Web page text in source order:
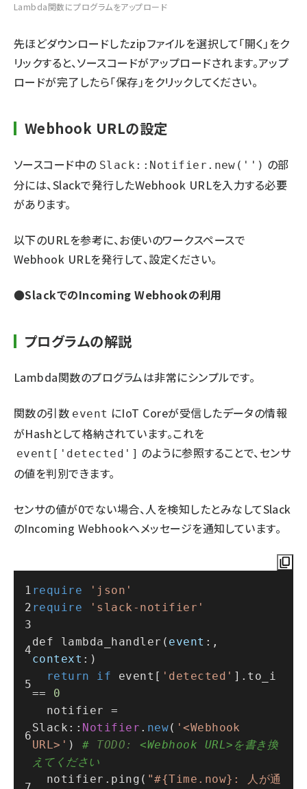
Lambda関数にプログラムをアップロード
先ほどダウンロードしたzipファイルを選択して「開く」をク
リックすると、ソースコードがアップロードされます。アップ
ロードが完了したら「保存」をクリックしてください。
Webhook URLの設定
ソースコード中の Slack::Notifier.new(' ') の部
分には、Slackで発行したWebhook URLを入力する必要
があります。
以下のURLを参考に、お使いのワークスペースで
Webhook URLを発行して、設定ください。
●SlackでのIncoming Webhookの利用
プログラムの解説
Lambda関数のプログラムは非常にシンプルです。
関数の引数 event にIoT Coreが受信したデータの情報
がHashとして格納されています。これを
event['detected'] のように参照することで、センサ
の値を判別できます。
センサの値が0でない場合、人を検知したとみなしてSlack
のIncoming Webhookへメッセージを通知しています。
require
'json'
require
'slack-notifier'
def lambda_handler ( event
context :)
return
if event[ 'detected' ].to_i
== 0
Slack :: Notifier . new( '<Webhook
URL>' ) # TODO:
<Webhook URL>を書き換
えてください
  notifier.
ping ( "#{Time.now}: 人が通